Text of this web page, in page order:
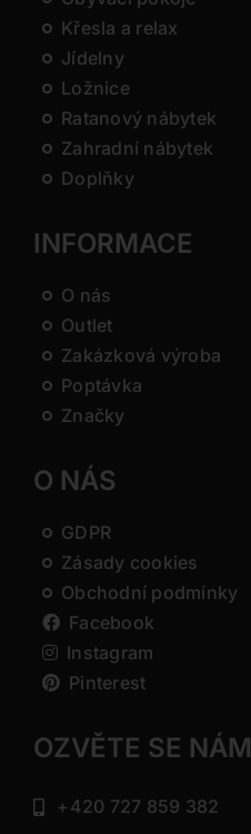
Křesla a relax
Jídelny
Ložnice
Ratanový nábytek
Zahradní nábytek
Doplňky
INFORMACE
O nás
Outlet
Zakázková výroba
Poptávka
Značky
O NÁS
GDPR
Zásady cookies
Obchodní podmínky
Facebook
Instagram
Pinterest
OZVĚTE SE NÁM
+420 727 859 382